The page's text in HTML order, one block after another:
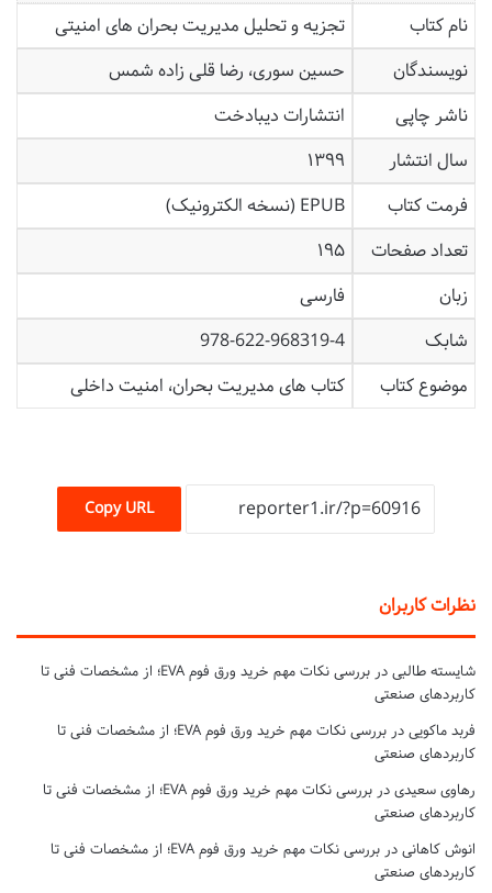
نام کتاب
تجزیه و تحلیل مدیریت بحران های امنیتی
نویسندگان
حسین سوری، رضا قلی زاده شمس
ناشر چاپی
انتشارات دیبادخت
سال انتشار
۱۳۹۹
فرمت کتاب
EPUB (نسخه الکترونیک)
تعداد صفحات
۱۹۵
زبان
فارسی
شابک
978-622-968319-4
موضوع کتاب
کتاب های مدیریت بحران، امنیت داخلی
Copy URL
نظرات کاربران
شایسته طالبی در
بررسی نکات مهم خرید ورق فوم EVA؛ از مشخصات فنی تا
کاربردهای صنعتی
فربد ماکویی در
بررسی نکات مهم خرید ورق فوم EVA؛ از مشخصات فنی تا
کاربردهای صنعتی
رهاوی سعیدی در
بررسی نکات مهم خرید ورق فوم EVA؛ از مشخصات فنی تا
کاربردهای صنعتی
انوش کاهانی در
بررسی نکات مهم خرید ورق فوم EVA؛ از مشخصات فنی تا
کاربردهای صنعتی